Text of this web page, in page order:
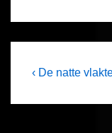
Post
Previous
‹ De natte